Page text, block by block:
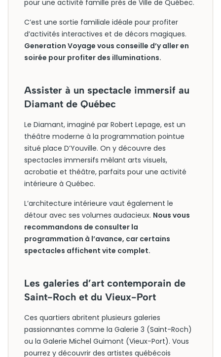
pour une activité famille près de Ville de Québec.
C’est une sortie familiale idéale pour profiter
d’activités interactives et de décors magiques.
Generation Voyage vous conseille d’y aller en
soirée pour profiter des illuminations.
Assister à un spectacle immersif au
Diamant de Québec
Le Diamant, imaginé par Robert Lepage, est un
théâtre moderne à la programmation pointue
situé place D’Youville. On y découvre des
spectacles immersifs mêlant arts visuels,
acrobatie et théâtre, parfaits pour une activité
intérieure à Québec.
L’architecture intérieure vaut également le
détour avec ses volumes audacieux. Nous vous
recommandons de consulter la
programmation à l’avance, car certains
spectacles affichent vite complet.
Les galeries d’art contemporain de
Saint-Roch et du Vieux-Port
Ces quartiers abritent plusieurs galeries
passionnantes comme la Galerie 3 (Saint-Roch)
ou la Galerie Michel Guimont (Vieux-Port). Vous
pourrez y découvrir des artistes québécois